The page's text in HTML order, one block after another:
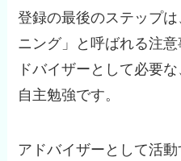
登録の最後のステップ
ニング」と呼ばれる注
ドバイザーとして必要
自主勉強です。
アドバイザーとして活